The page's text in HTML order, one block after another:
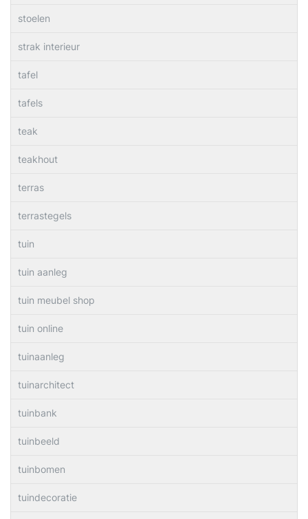
stoelen
strak interieur
tafel
tafels
teak
teakhout
terras
terrastegels
tuin
tuin aanleg
tuin meubel shop
tuin online
tuinaanleg
tuinarchitect
tuinbank
tuinbeeld
tuinbomen
tuindecoratie